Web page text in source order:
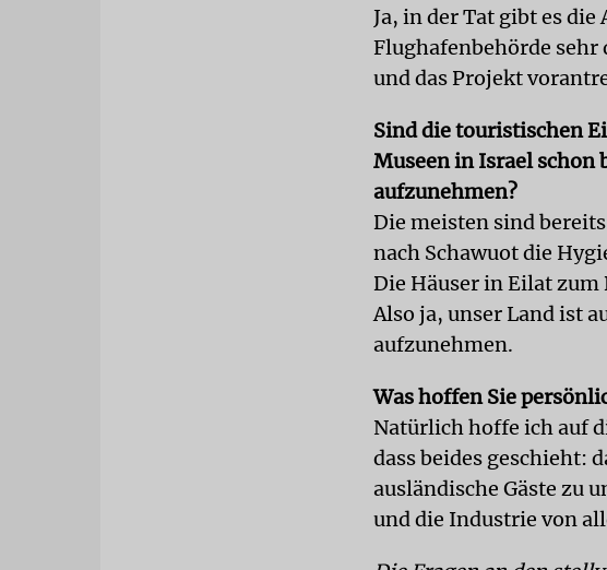
Ja, in der Tat gibt es
Flughafenbehörde
und das Projekt
Sind die touristischen
Museen in Israel schon
aufzunehmen?
Die meisten sind
nach Schawuot die
Die Häuser in Eilat
Also ja, unser Land ist
aufzunehmen.
Was hoffen Sie
Natürlich hoffe ich auf
dass beides geschieht:
ausländische Gäste zu
und die Industrie von